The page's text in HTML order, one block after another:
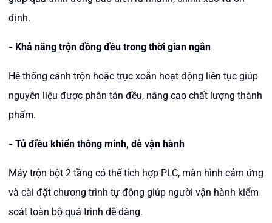
định.
- Khả năng trộn đồng đều trong thời gian ngắn
Hệ thống cánh trộn hoặc trục xoắn hoạt động liên tục giúp
nguyên liệu được phân tán đều, nâng cao chất lượng thành
phẩm.
- Tủ điều khiển thông minh, dễ vận hành
Máy trộn bột 2 tầng có thể tích hợp PLC, màn hình cảm ứng
và cài đặt chương trình tự động giúp người vận hành kiểm
soát toàn bộ quá trình dễ dàng.